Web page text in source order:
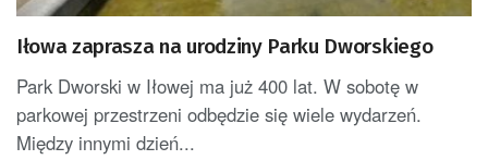
Iłowa zaprasza na urodziny Parku Dworskiego
Park Dworski w Iłowej ma już 400 lat. W sobotę w
parkowej przestrzeni odbędzie się wiele wydarzeń.
Między innymi dzień...